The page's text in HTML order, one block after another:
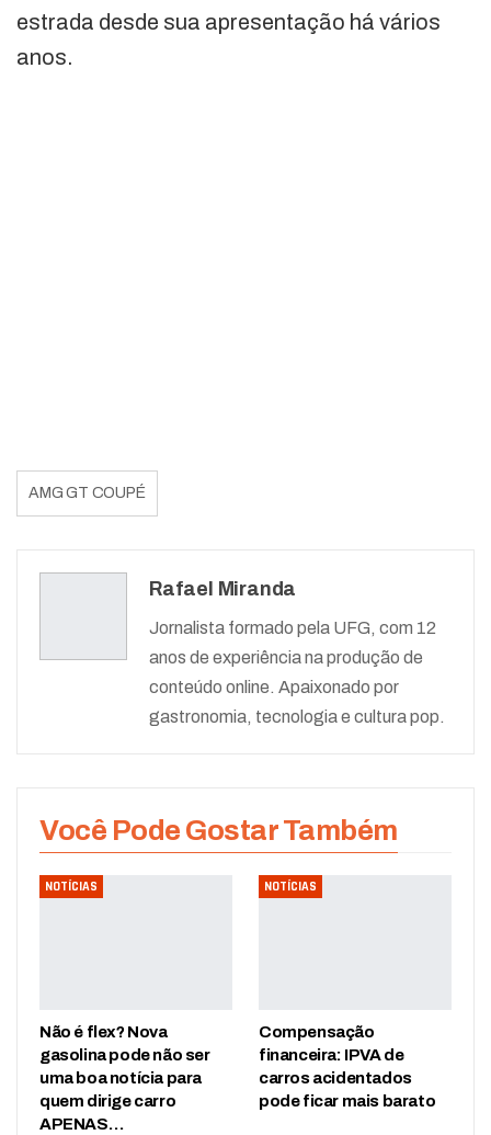
estrada desde sua apresentação há vários
anos.
AMG GT COUPÉ
Rafael Miranda
Jornalista formado pela UFG, com 12
anos de experiência na produção de
conteúdo online. Apaixonado por
gastronomia, tecnologia e cultura pop.
Você Pode Gostar Também
NOTÍCIAS
Não é flex? Nova
gasolina pode não ser
uma boa notícia para
quem dirige carro
APENAS…
NOTÍCIAS
Compensação
financeira: IPVA de
carros acidentados
pode ficar mais barato